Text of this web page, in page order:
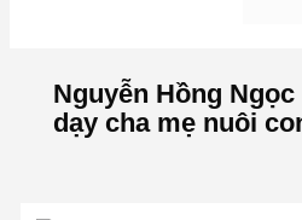
Nguyễn Hồng
dạy cha mẹ nuôi